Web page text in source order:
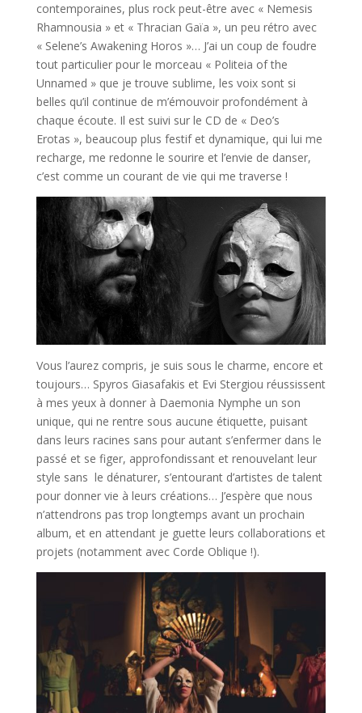
contemporaines, plus rock peut-être avec « Nemesis
Rhamnousia » et « Thracian Gaïa », un peu rétro avec
« Selene’s Awakening Horos »… J’ai un coup de foudre
tout particulier pour le morceau « Politeia of the
Unnamed » que je trouve sublime, les voix sont si
belles qu’il continue de m’émouvoir profondément à
chaque écoute. Il est suivi sur le CD de « Deo’s
Erotas », beaucoup plus festif et dynamique, qui lui me
recharge, me redonne le sourire et l’envie de danser,
c’est comme un courant de vie qui me traverse !
Vous l’aurez compris, je suis sous le charme, encore et
toujours… Spyros Giasafakis et Evi Stergiou réussissent
à mes yeux à donner à Daemonia Nymphe un son
unique, qui ne rentre sous aucune étiquette, puisant
dans leurs racines sans pour autant s’enfermer dans le
passé et se figer, approfondissant et renouvelant leur
style sans le dénaturer, s’entourant d’artistes de talent
pour donner vie à leurs créations… J’espère que nous
n’attendrons pas trop longtemps avant un prochain
album, et en attendant je guette leurs collaborations et
projets (notamment avec Corde Oblique !).